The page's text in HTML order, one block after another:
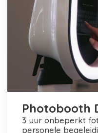
Photobooth
3 uur onbeperkt foto's maken en printen +
personele